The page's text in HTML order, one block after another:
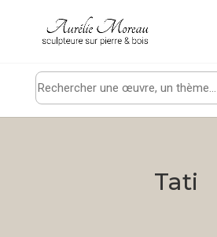
Tati